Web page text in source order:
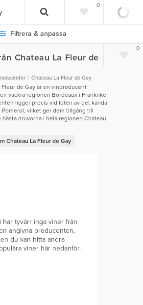
0
0
Filtrera & anpassa
Chateau La Fleur de
Chateau La Fleur de Gay
Fleur de Gay är en vinproducent
vackra regionen Bordeaux i Frankrike.
ligger precis vid foten av det kända
Pomerol, vilket ger dem tillgång till
bästa druvorna i hela regionen.Chateau
Chateau La Fleur de Gay
har tyvärr inga viner från
angivna producenten,
du kan hitta andra
viner här nedanför.